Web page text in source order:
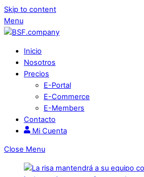
Skip to content
Menu
Inicio
Nosotros
Precios
E-Portal
E-Commerce
E-Members
Contacto
Mi Cuenta
Close Menu